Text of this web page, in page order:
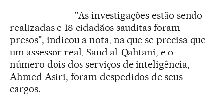
"As investigações estão sendo
realizadas e 18 cidadãos sauditas foram
presos", indicou a nota, na que se precisa que
um assessor real, Saud al-Qahtani, e o
número dois dos serviços de inteligência,
Ahmed Asiri, foram despedidos de seus
cargos.